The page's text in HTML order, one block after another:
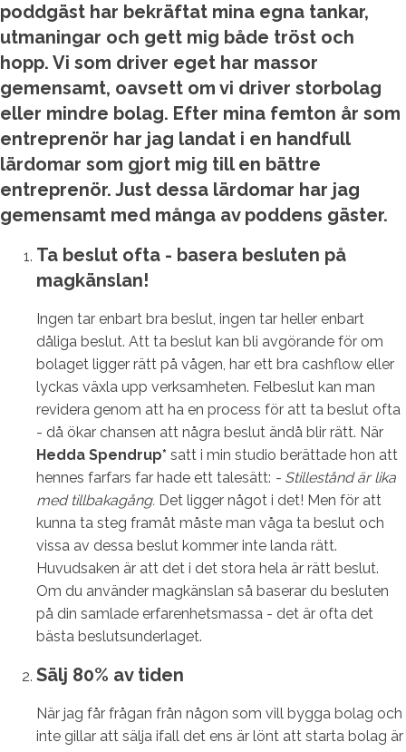
poddgäst har bekräftat mina egna tankar,
utmaningar och gett mig både tröst och
hopp. Vi som driver eget har massor
gemensamt, oavsett om vi driver storbolag
eller mindre bolag. Efter mina femton år som
entreprenör har jag landat i en handfull
lärdomar som gjort mig till en bättre
entreprenör. Just dessa lärdomar har jag
gemensamt med många av poddens gäster.
Ta beslut ofta - basera besluten på
magkänslan!
Ingen tar enbart bra beslut, ingen tar heller enbart
dåliga beslut. Att ta beslut kan bli avgörande för om
bolaget ligger rätt på vågen, har ett bra cashflow eller
lyckas växla upp verksamheten. Felbeslut kan man
revidera genom att ha en process för att ta beslut ofta
- då ökar chansen att några beslut ändå blir rätt. När
Hedda Spendrup* satt i min studio berättade hon att
hennes farfars far hade ett talesätt: - Stillestånd är lika
med tillbakagång. Det ligger något i det! Men för att
kunna ta steg framåt måste man våga ta beslut och
vissa av dessa beslut kommer inte landa rätt.
Huvudsaken är att det i det stora hela är rätt beslut.
Om du använder magkänslan så baserar du besluten
på din samlade erfarenhetsmassa - det är ofta det
bästa beslutsunderlaget.
Sälj 80% av tiden
När jag får frågan från någon som vill bygga bolag och
inte gillar att sälja ifall det ens är lönt att starta bolag är